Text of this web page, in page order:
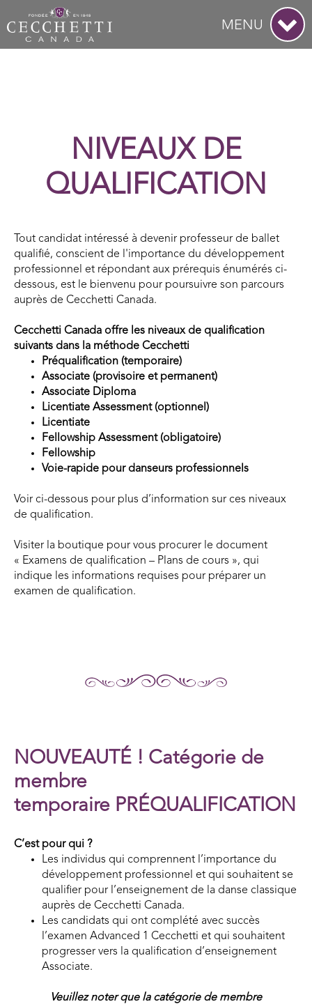
MENU
NIVEAUX DE
QUALIFICATION
Tout candidat intéressé à devenir professeur de ballet
qualifié, conscient de l'importance du développement
professionnel et répondant aux prérequis énumérés ci-
dessous, est le bienvenu pour poursuivre son parcours
auprès de Cecchetti Canada.
Cecchetti Canada offre les niveaux de qualification
suivants dans la méthode Cecchetti
Préqualification (temporaire)
Associate (provisoire et permanent)
Associate Diploma
Licentiate Assessment (optionnel)
Licentiate
Fellowship Assessment (obligatoire)
Fellowship
Voie-rapide pour danseurs professionnels
Voir ci-dessous pour plus d’information sur ces niveaux
de qualification.
Visiter la boutique pour vous procurer le document
« Examens de qualification – Plans de cours », qui
indique les informations requises pour préparer un
examen de qualification.
NOUVEAUTÉ ! Catégorie de
membre
temporaire PRÉQUALIFICATION
C’est pour qui ?
Les individus qui comprennent l’importance du
développement professionnel et qui souhaitent se
qualifier pour l’enseignement de la danse classique
auprès de Cecchetti Canada.
Les candidats qui ont complété avec succès
l’examen Advanced 1 Cecchetti et qui souhaitent
progresser vers la qualification d’enseignement
Associate.
Veuillez noter que la catégorie de membre